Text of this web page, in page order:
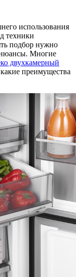
использования
техники
подбор нужно
нюансы. Многие
двухкамерный
преимущества